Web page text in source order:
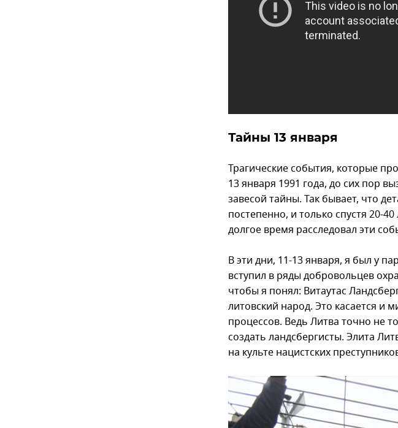
Тайны 13 января
Трагические события, которые
13 января 1991 года, до сих пор
завесой тайны. Так бывает, что
постепенно, и только спустя 20-
долгое время расследовал эти
В эти дни, 11-13 января, я был у
вступил в ряды добровольцев
чтобы я понял: Витаутас
литовский народ. Это касается и
процессов. Ведь Литва точно не
создать ландсбергисты. Элита
на культе нацистских